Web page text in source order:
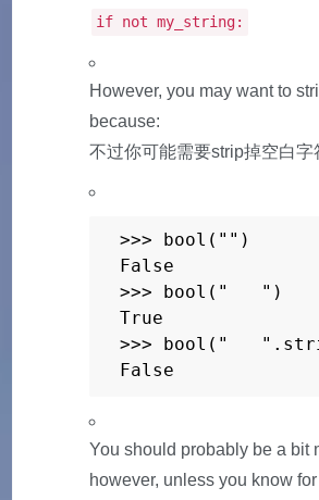
if not my_string:
However, you may want to
because:
不过你可能需要strip掉空白字
>>> bool("")
False
>>> bool("   ")
True
>>> bool("
False
You should probably be a bit
however, unless you know